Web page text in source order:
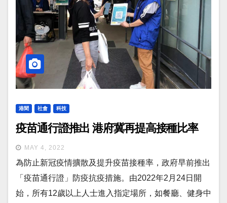
港聞 社會 科技
疫苗通行證推出 港府冀再提高接種比率
MAY 4, 2022
為防止新冠疫情擴散及提升疫苗接種率，政府早前推出
「疫苗通行證」防疫抗疫措施。由2022年2月24日開
始，所有12歲以上人士進入指定場所，如餐廳、健身中